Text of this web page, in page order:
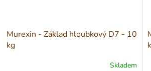
Murexin - Základ hloubkový D7 - 10
kg
Skladem